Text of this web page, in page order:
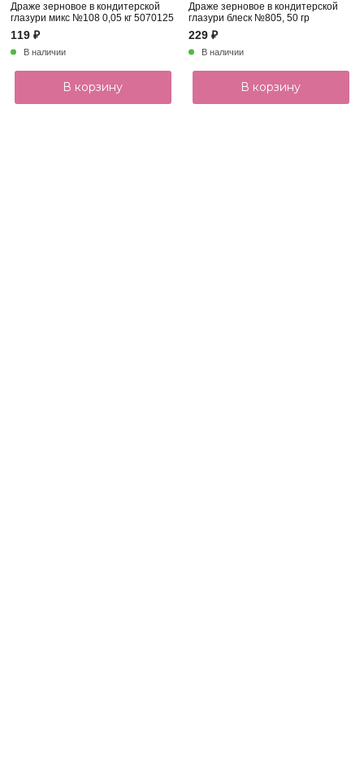
Драже зерновое в кондитерской
глазури микс №108 0,05 кг 5070125
119 ₽
В наличии
В корзину
Драже зерновое в кондитерской
глазури блеск №805, 50 гр
229 ₽
В наличии
В корзину